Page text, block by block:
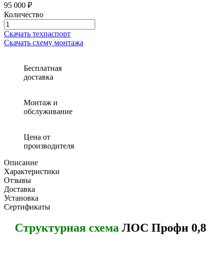
95 000 ₽
Количество
Количество
товара
Септик
Скачать техпаспорт
Скачать схему монтажа
Бесплатная
доставка
Монтаж и
обслуживание
Цена от
производителя
Описание
Характеристики
Отзывы
Доставка
Установка
Сертификаты
Структурная схема ЛОС Профи 0,8